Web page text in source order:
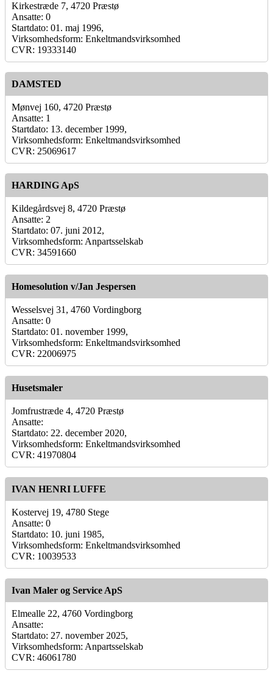
Kirkestræde 7, 4720 Præstø
Ansatte: 0
Startdato: 01. maj 1996,
Virksomhedsform: Enkeltmandsvirksomhed
CVR: 19333140
DAMSTED
Mønvej 160, 4720 Præstø
Ansatte: 1
Startdato: 13. december 1999,
Virksomhedsform: Enkeltmandsvirksomhed
CVR: 25069617
HARDING ApS
Kildegårdsvej 8, 4720 Præstø
Ansatte: 2
Startdato: 07. juni 2012,
Virksomhedsform: Anpartsselskab
CVR: 34591660
Homesolution v/Jan Jespersen
Wesselsvej 31, 4760 Vordingborg
Ansatte: 0
Startdato: 01. november 1999,
Virksomhedsform: Enkeltmandsvirksomhed
CVR: 22006975
Husetsmaler
Jomfrustræde 4, 4720 Præstø
Ansatte:
Startdato: 22. december 2020,
Virksomhedsform: Enkeltmandsvirksomhed
CVR: 41970804
IVAN HENRI LUFFE
Kostervej 19, 4780 Stege
Ansatte: 0
Startdato: 10. juni 1985,
Virksomhedsform: Enkeltmandsvirksomhed
CVR: 10039533
Ivan Maler og Service ApS
Elmealle 22, 4760 Vordingborg
Ansatte:
Startdato: 27. november 2025,
Virksomhedsform: Anpartsselskab
CVR: 46061780